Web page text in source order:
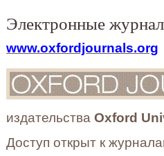
Электронные
www.oxfordjournals.org
издательства Oxford
Доступ открыт к